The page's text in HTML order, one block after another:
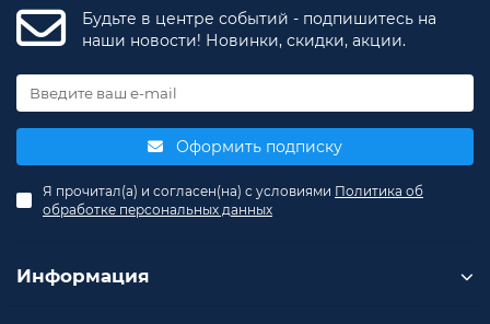
Будьте в центре событий - подпишитесь на
наши новости! Новинки, скидки, акции.
Оформить подписку
Я прочитал(а) и согласен(на) с условиями Политика об
обработке персональных данных
Информация